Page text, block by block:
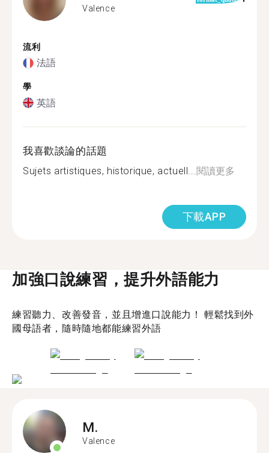
Valence
流利
法語
學
英語
我喜歡談論的話題
Sujets artistiques, historique, actuell... 閱讀更多
下載APP
加強口說練習，提升外語能力
練習聽力、改善發音，並且增進口說能力！ 輕鬆找到外
國母語者，隨時隨地都能練習外語
M.
Valence